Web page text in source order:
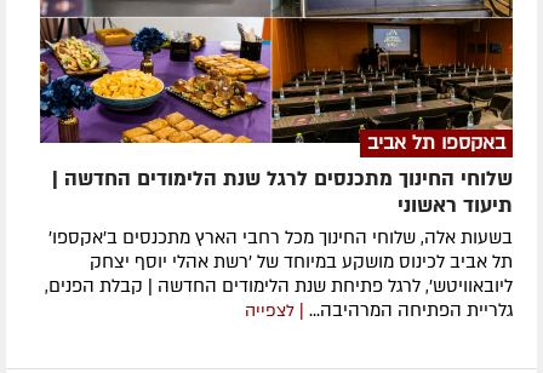
באקספו תל אביב
שלוחי החינוך מתכנסים לרגל שנת הלימודים החדשה |
תיעוד ראשוני
בשעות אלה, שלוחי החינוך מכל רחבי הארץ מתכנסים ב'אקספו'
תל אביב לכינוס מושקע במיוחד של 'רשת אהלי יוסף יצחק
ליובאוויטש', לרגל פתיחת שנת הלימודים החדשה | קבלת הפנים,
גלריית הפתיחה המרהיבה... | לצפייה